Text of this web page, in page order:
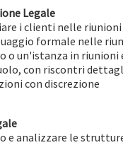
Legale
i clienti nelle riunioni
formale nelle
o un'istanza in riunioni
con riscontri
con discrezione
e analizzare le